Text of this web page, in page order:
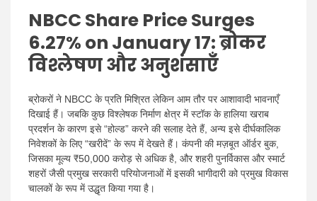
NBCC Share Price Surges
6.27% on January 17:ब्रोकर
विश्लेषण और अनुशंसाएँ
ब्रोकरों ने NBCC के प्रति मिश्रित लेकिन आम तौर पर आशावादी भावनाएँ
दिखाई हैं। जबकि कुछ विश्लेषक निर्माण क्षेत्र में स्टॉक के हालिया खराब
प्रदर्शन के कारण इसे “होल्ड” करने की सलाह देते हैं, अन्य इसे दीर्घकालिक
निवेशकों के लिए “खरीदें” के रूप में देखते हैं। कंपनी की मज़बूत ऑर्डर बुक,
जिसका मूल्य ₹50,000 करोड़ से अधिक है, और शहरी पुनर्विकास और स्मार्ट
शहरों जैसी प्रमुख सरकारी परियोजनाओं में इसकी भागीदारी को प्रमुख विकास
चालकों के रूप में उद्धृत किया गया है।